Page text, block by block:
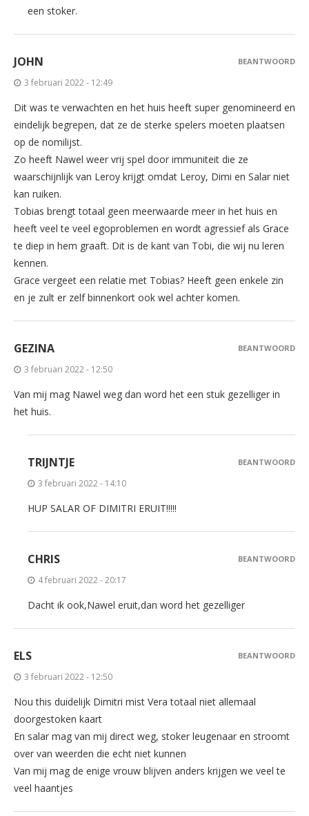
een stoker.
JOHN
3 februari 2022 - 12:49
Dit was te verwachten en het huis heeft super genomineerd en
eindelijk begrepen, dat ze de sterke spelers moeten plaatsen
op de nomilijst.
Zo heeft Nawel weer vrij spel door immuniteit die ze
waarschijnlijk van Leroy krijgt omdat Leroy, Dimi en Salar niet
kan ruiken.
Tobias brengt totaal geen meerwaarde meer in het huis en
heeft veel te veel egoproblemen en wordt agressief als Grace
te diep in hem graaft. Dit is de kant van Tobi, die wij nu leren
kennen.
Grace vergeet een relatie met Tobias? Heeft geen enkele zin
en je zult er zelf binnenkort ook wel achter komen.
BEANTWOORD
GEZINA
3 februari 2022 - 12:50
Van mij mag Nawel weg dan word het een stuk gezelliger in
het huis.
BEANTWOORD
TRIJNTJE
3 februari 2022 - 14:10
HUP SALAR OF DIMITRI ERUIT!!!!!
BEANTWOORD
CHRIS
4 februari 2022 - 20:17
Dacht ik ook,Nawel eruit,dan word het gezelliger
BEANTWOORD
ELS
3 februari 2022 - 12:50
Nou this duidelijk Dimitri mist Vera totaal niet allemaal
doorgestoken kaart
En salar mag van mij direct weg, stoker leugenaar en stroomt
over van weerden die echt niet kunnen
Van mij mag de enige vrouw blijven anders krijgen we veel te
veel haantjes
BEANTWOORD